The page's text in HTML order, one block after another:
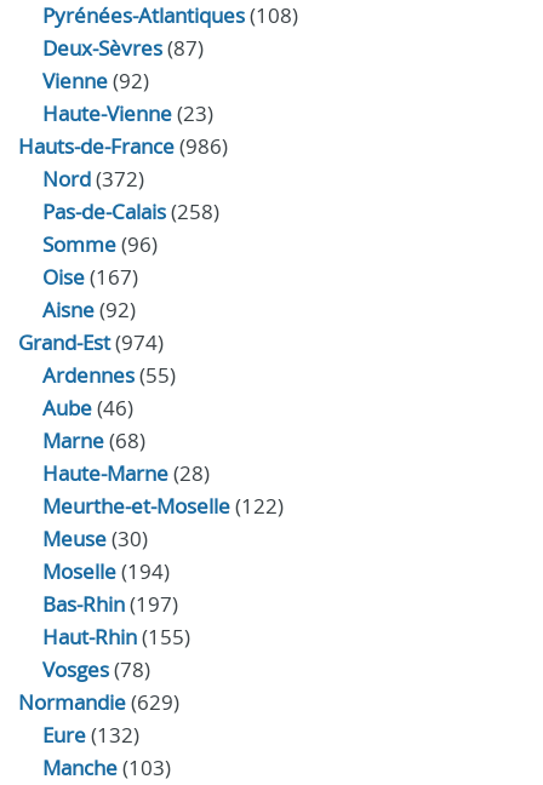
Pyrénées-Atlantiques(108)
Deux-Sèvres(87)
Vienne(92)
Haute-Vienne(23)
Hauts-de-France(986)
Nord(372)
Pas-de-Calais(258)
Somme(96)
Oise(167)
Aisne(92)
Grand-Est(974)
Ardennes(55)
Aube(46)
Marne(68)
Haute-Marne(28)
Meurthe-et-Moselle(122)
Meuse(30)
Moselle(194)
Bas-Rhin(197)
Haut-Rhin(155)
Vosges(78)
Normandie(629)
Eure(132)
Manche(103)